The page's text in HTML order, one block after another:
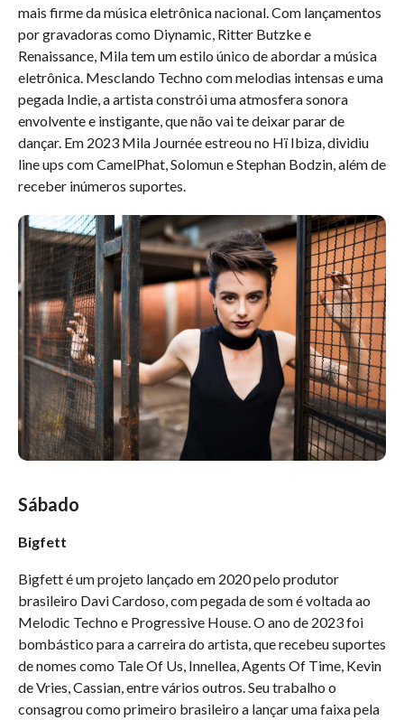
mais firme da música eletrônica nacional. Com lançamentos
por gravadoras como Diynamic, Ritter Butzke e
Renaissance, Mila tem um estilo único de abordar a música
eletrônica. Mesclando Techno com melodias intensas e uma
pegada Indie, a artista constrói uma atmosfera sonora
envolvente e instigante, que não vai te deixar parar de
dançar. Em 2023 Mila Journée estreou no Hï Ibiza, dividiu
line ups com CamelPhat, Solomun e Stephan Bodzin, além de
receber inúmeros suportes.
Sábado
Bigfett
Bigfett é um projeto lançado em 2020 pelo produtor
brasileiro Davi Cardoso, com pegada de som é voltada ao
Melodic Techno e Progressive House. O ano de 2023 foi
bombástico para a carreira do artista, que recebeu suportes
de nomes como Tale Of Us, Innellea, Agents Of Time, Kevin
de Vries, Cassian, entre vários outros. Seu trabalho o
consagrou como primeiro brasileiro a lançar uma faixa pela